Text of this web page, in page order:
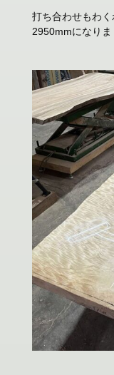
打ち合わせもわ
2950mmになりま